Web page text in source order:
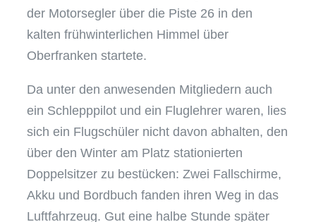
der Motorsegler über die Piste 26 in den
kalten frühwinterlichen Himmel über
Oberfranken startete.
Da unter den anwesenden Mitgliedern auch
ein Schlepppilot und ein Fluglehrer waren, lies
sich ein Flugschüler nicht davon abhalten, den
über den Winter am Platz stationierten
Doppelsitzer zu bestücken: Zwei Fallschirme,
Akku und Bordbuch fanden ihren Weg in das
Luftfahrzeug. Gut eine halbe Stunde später